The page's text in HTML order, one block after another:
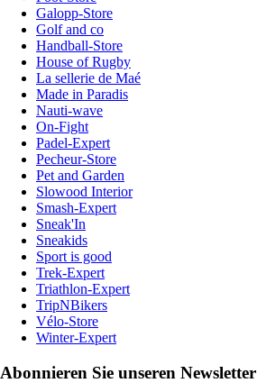
Galopp-Store
Golf and co
Handball-Store
House of Rugby
La sellerie de Maé
Made in Paradis
Nauti-wave
On-Fight
Padel-Expert
Pecheur-Store
Pet and Garden
Slowood Interior
Smash-Expert
Sneak'In
Sneakids
Sport is good
Trek-Expert
Triathlon-Expert
TripNBikers
Vélo-Store
Winter-Expert
Abonnieren Sie unseren Newsletter